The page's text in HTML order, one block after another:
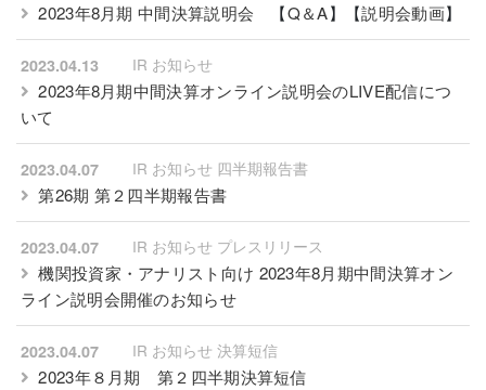
2023年8月期 中間決算説明会 【Q＆A】【説明会動画】
2023.04.13 IR お知らせ
2023年8月期中間決算オンライン説明会のLIVE配信につ
いて
2023.04.07 IR お知らせ 四半期報告書
第26期 第２四半期報告書
2023.04.07 IR お知らせ プレスリリース
機関投資家・アナリスト向け 2023年8月期中間決算オン
ライン説明会開催のお知らせ
2023.04.07 IR お知らせ 決算短信
2023年８月期 第２四半期決算短信